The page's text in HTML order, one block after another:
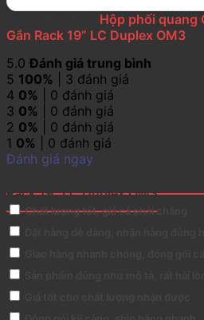
Hộp phối quang
Gắn Rack 19” LC Duplex OM3
5.0Đánh giá trung bình
5 100% | 3 đánh giá
4 0% | 0 đánh giá
3 0% | 0 đánh giá
2 0% | 0 đánh giá
1 0% | 0 đánh giá
Đánh giá ngay
Rack 19” LC Duplex OM3
Chất lượng tốt, giá cả phải chăng